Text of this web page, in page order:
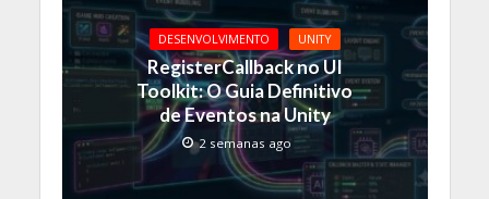
DESENVOLVIMENTO UNITY
RegisterCallback no UI
Toolkit: O Guia Definitivo
de Eventos na Unity
2 semanas ago